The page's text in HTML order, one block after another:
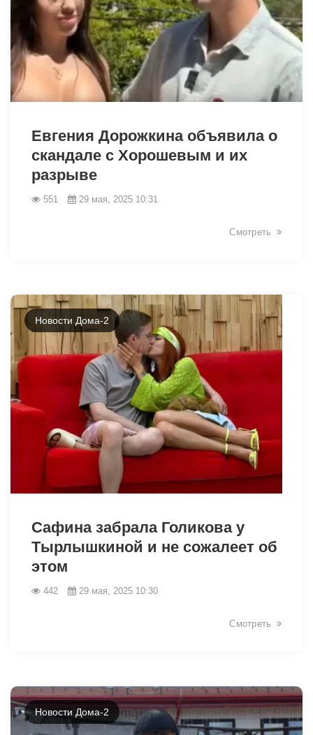
Евгения Дорожкина объявила о
скандале с Хорошевым и их
разрыве
551 29 мая, 2025 10:31
Смотреть
Новости Дома-2
Сафина забрала Голикова у
Тырлышкиной и не сожалеет об
этом
442 29 мая, 2025 10:30
Смотреть
Новости Дома-2